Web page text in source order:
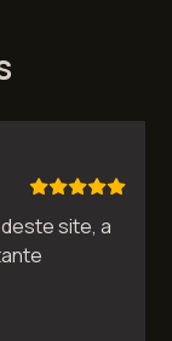
site, a